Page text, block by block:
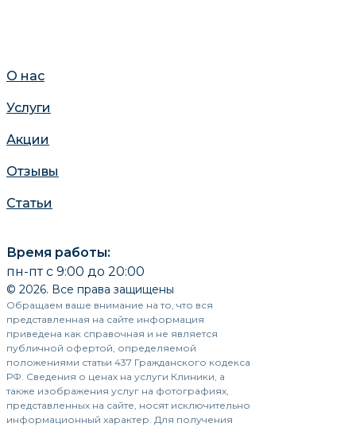
О нас
Услуги
Акции
Отзывы
Статьи
Время работы:
пн-пт с 9:00 до 20:00
© 2026. Все права защищены
Обращаем ваше внимание на то, что вся
представленная на сайте информация
приведена как справочная и не является
публичной офертой, определяемой
положениями статьи 437 Гражданского кодекса
РФ. Сведения о ценах на услуги Клиники, а
также изображения услуг на фотографиях,
представленных на сайте, носят исключительно
информационный характер. Для получения